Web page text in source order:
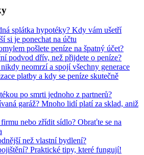
splátka hypotéky? Kdy vám ušetří
si je ponechat na účtu
pošlete peníze na špatný účet?
podvod dřív, než přijdete o peníze?
neomrzí a spojí všechny generace
platby a kdy se peníze skutečně
po smrti jednoho z partnerů?
garáž? Mnoho lidí platí za sklad, aniž
nebo zřídit sídlo? Obraťte se na
než vlastní bydlení?
Praktické tipy, které fungují!